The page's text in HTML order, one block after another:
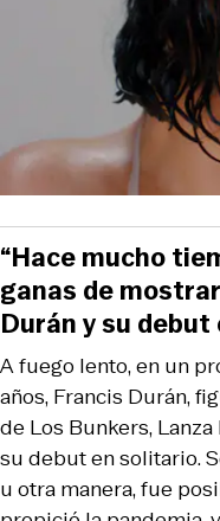
A fuego lento, en un
años, Francis Durán,
de Los Bunkers,
su debut en solitario.
u otra manera, fue
“Hace mucho
ganas de
Durán y su